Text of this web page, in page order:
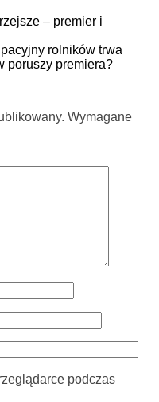
– premier i
rolników trwa
poruszy premiera?
Wymagane
podczas